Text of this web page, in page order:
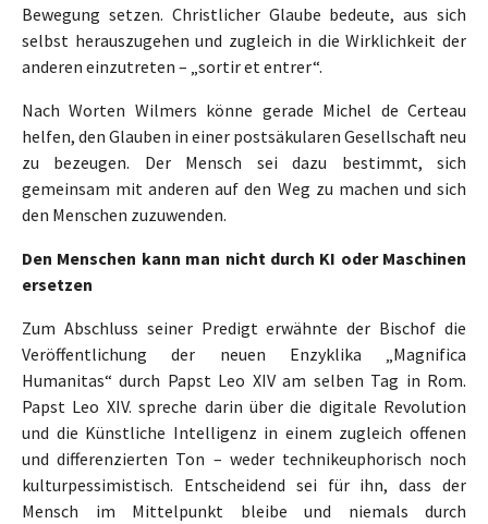
Bewegung setzen. Christlicher Glaube bedeute, aus sich
selbst herauszugehen und zugleich in die Wirklichkeit der
anderen einzutreten – „sortir et entrer“.
Nach Worten Wilmers könne gerade Michel de Certeau
helfen, den Glauben in einer postsäkularen Gesellschaft neu
zu bezeugen. Der Mensch sei dazu bestimmt, sich
gemeinsam mit anderen auf den Weg zu machen und sich
den Menschen zuzuwenden.
Den Menschen kann man nicht durch KI oder Maschinen
ersetzen
Zum Abschluss seiner Predigt erwähnte der Bischof die
Veröffentlichung der neuen Enzyklika „Magnifica
Humanitas“ durch Papst Leo XIV am selben Tag in Rom.
Papst Leo XIV. spreche darin über die digitale Revolution
und die Künstliche Intelligenz in einem zugleich offenen
und differenzierten Ton – weder technikeuphorisch noch
kulturpessimistisch. Entscheidend sei für ihn, dass der
Mensch im Mittelpunkt bleibe und niemals durch